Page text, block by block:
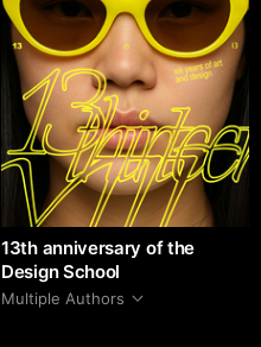
13th anniversary of the
Design School
Multiple Authors